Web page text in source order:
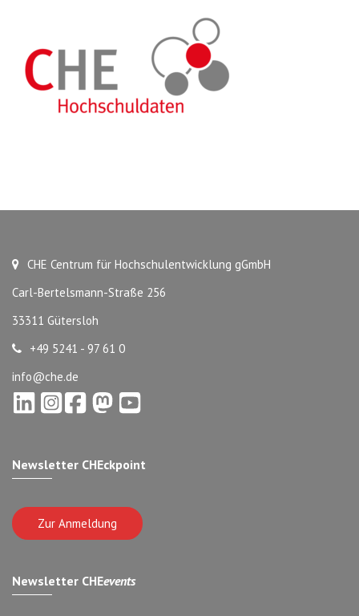
CHE Centrum für Hochschulentwicklung gGmbH
Carl-Bertelsmann-Straße 256
33311 Gütersloh
+49 5241 - 97 61 0
info@che.de
Newsletter CHEckpoint
Zur Anmeldung
Newsletter CHEevents